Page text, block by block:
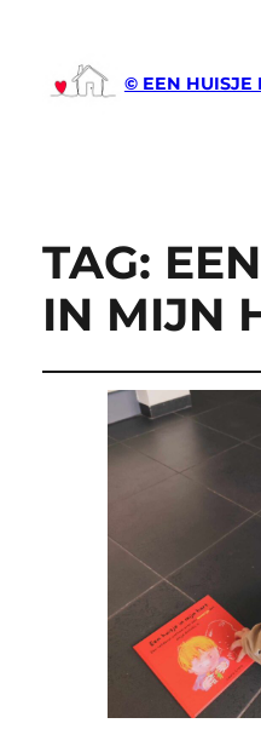
© EEN HUISJE
TAG:
IN MIJN